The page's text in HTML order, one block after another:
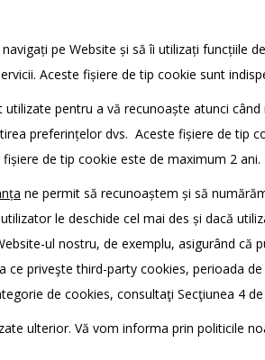
pe Website și să îi utilizați funcțiile
Aceste fișiere de tip cookie sunt
utilizate pentru a vă recunoaște atunci
preferințelor dvs. Aceste fișiere de tip
de tip cookie este de maximum 2 ani.
ne permit să recunoaștem și să
le deschide cel mai des și dacă
ul nostru, de exemplu, asigurând că
priveşte third-party cookies, perioada
de cookies, consultaţi Secţiunea 4
ulterior. Vă vom informa prin politicile